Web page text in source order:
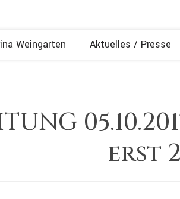
Weingarten Aktuelles / Presse
erst